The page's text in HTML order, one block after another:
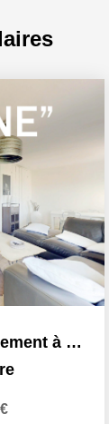
"WAYNE" Appartement à vendre à Le Havre, secteur plage....